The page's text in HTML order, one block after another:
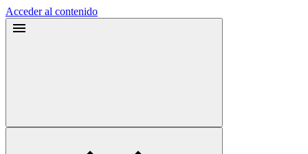
Acceder al contenido